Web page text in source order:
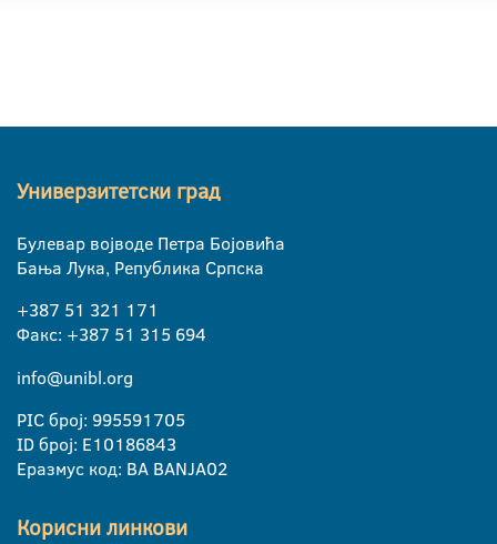
Универзитетски град
Булевар војводе Петра Бојовића
Бања Лука, Република Српска
+387 51 321 171
Факс: +387 51 315 694
info@unibl.org
PIC број: 995591705
ID број: E10186843
Еразмус код: BA BANJA02
Корисни линкови